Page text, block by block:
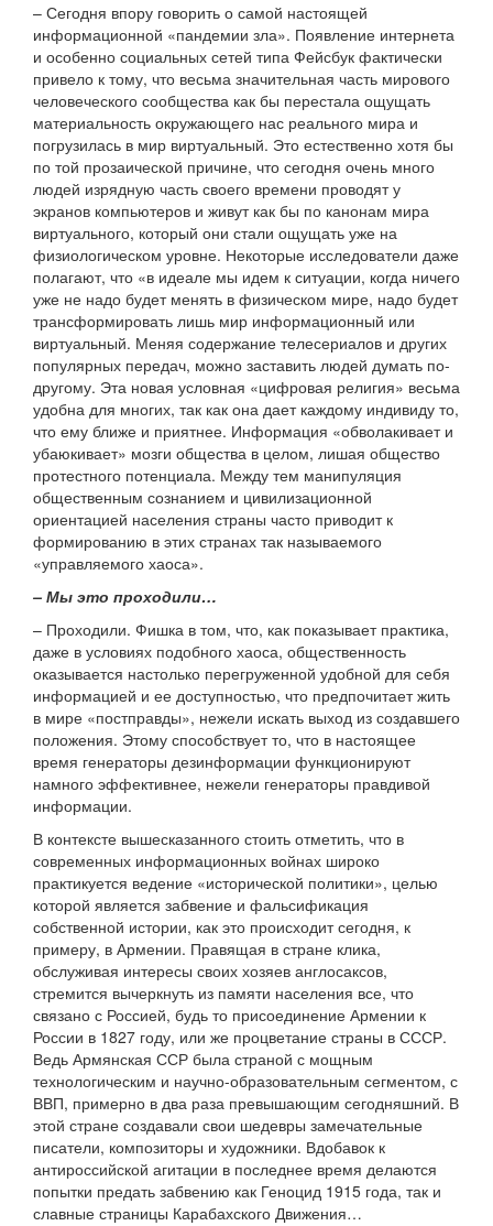
– Сегодня впору говорить о самой настоящей
информационной «пандемии зла». Появление интернета
и особенно социальных сетей типа Фейсбук фактически
привело к тому, что весьма значительная часть мирового
человеческого сообщества как бы перестала ощущать
материальность окружающего нас реального мира и
погрузилась в мир виртуальный. Это естественно хотя бы
по той прозаической причине, что сегодня очень много
людей изрядную часть своего времени проводят у
экранов компьютеров и живут как бы по канонам мира
виртуального, который они стали ощущать уже на
физиологическом уровне. Некоторые исследователи даже
полагают, что «в идеале мы идем к ситуации, когда ничего
уже не надо будет менять в физическом мире, надо будет
трансформировать лишь мир информационный или
виртуальный. Меняя содержание телесериалов и других
популярных передач, можно заставить людей думать по-
другому. Эта новая условная «цифровая религия» весьма
удобна для многих, так как она дает каждому индивиду то,
что ему ближе и приятнее. Информация «обволакивает и
убаюкивает» мозги общества в целом, лишая общество
протестного потенциала. Между тем манипуляция
общественным сознанием и цивилизационной
ориентацией населения страны часто приводит к
формированию в этих странах так называемого
«управляемого хаоса».
– Мы это проходили…
– Проходили. Фишка в том, что, как показывает практика,
даже в условиях подобного хаоса, общественность
оказывается настолько перегруженной удобной для себя
информацией и ее доступностью, что предпочитает жить
в мире «постправды», нежели искать выход из создавшего
положения. Этому способствует то, что в настоящее
время генераторы дезинформации функционируют
намного эффективнее, нежели генераторы правдивой
информации.
В контексте вышесказанного стоить отметить, что в
современных информационных войнах широко
практикуется ведение «исторической политики», целью
которой является забвение и фальсификация
собственной истории, как это происходит сегодня, к
примеру, в Армении. Правящая в стране клика,
обслуживая интересы своих хозяев англосаксов,
стремится вычеркнуть из памяти населения все, что
связано с Россией, будь то присоединение Армении к
России в 1827 году, или же процветание страны в СССР.
Ведь Армянская ССР была страной с мощным
технологическим и научно-образовательным сегментом, с
ВВП, примерно в два раза превышающим сегодняшний. В
этой стране создавали свои шедевры замечательные
писатели, композиторы и художники. Вдобавок к
антироссийской агитации в последнее время делаются
попытки предать забвению как Геноцид 1915 года, так и
славные страницы Карабахского Движения…